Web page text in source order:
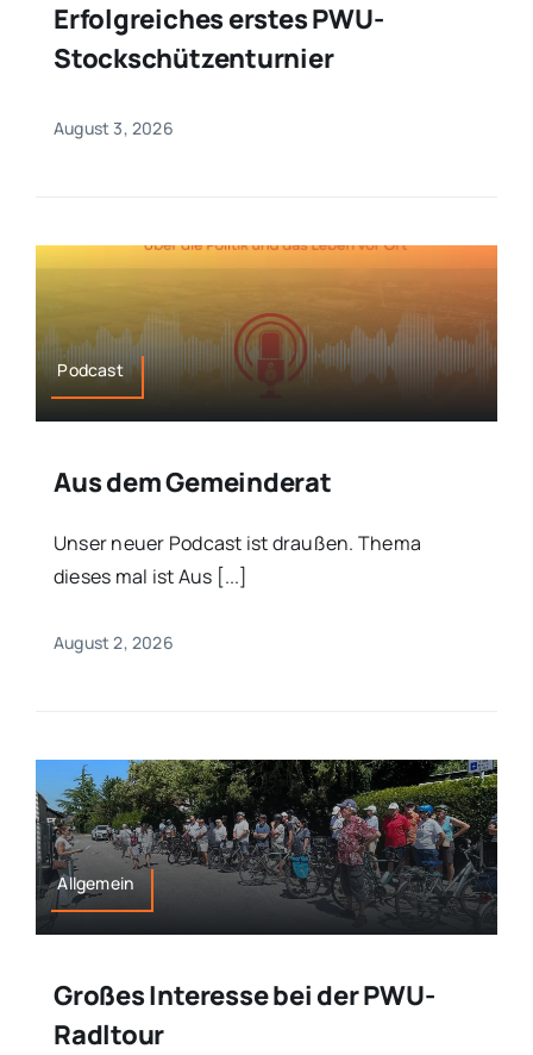
Erfolgreiches erstes PWU-
Stockschützenturnier
August 3, 2026
Podcast
Aus dem Gemeinderat
Unser neuer Podcast ist draußen. Thema
dieses mal ist Aus [...]
August 2, 2026
Allgemein
Großes Interesse bei der PWU-
Radltour